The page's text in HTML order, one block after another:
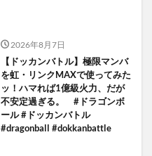
2026年8月7日
【ドッカンバトル】極限マンバ
を虹・リンクMAXで使ってみた
ッ！ハマれば1億級火力、だが
不安定過ぎる。 #ドラゴンボ
ール #ドッカンバトル
#dragonball #dokkanbattle